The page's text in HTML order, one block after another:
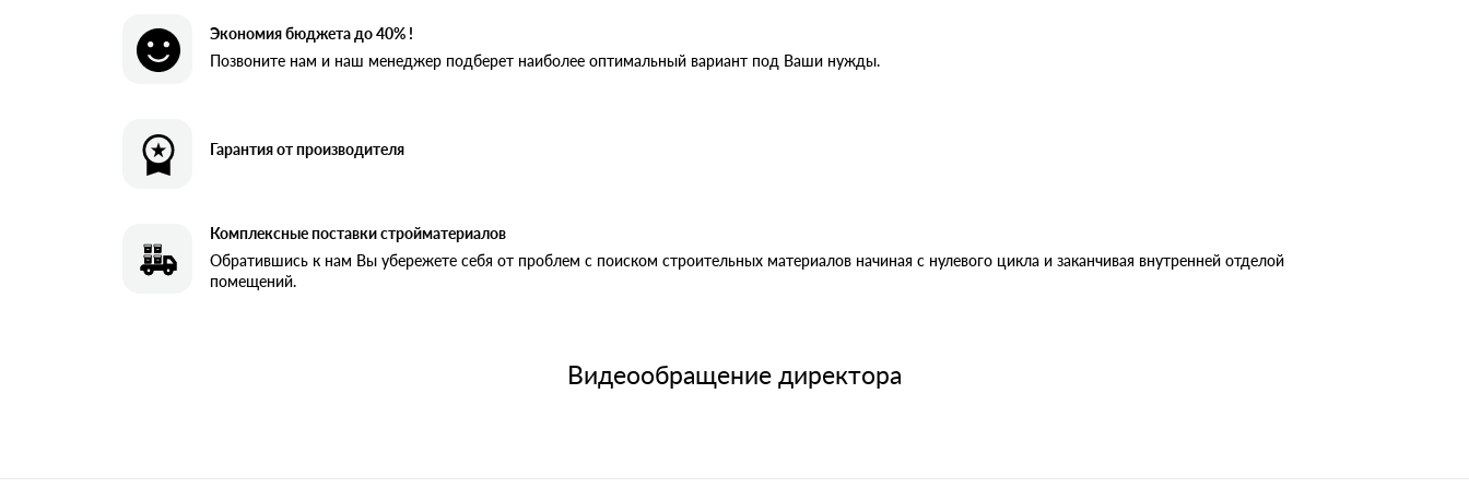
Экономия бюджета до 40% !
Позвоните нам и наш менеджер подберет наиболее оптимальный вариант под Ваши нужды.
Гарантия от производителя
Комплексные поставки стройматериалов
Обратившись к нам Вы убережете себя от проблем с поиском строительных материалов начиная с нулевого цикла и заканчивая внутренней отделой
помещений.
Видеообращение директора